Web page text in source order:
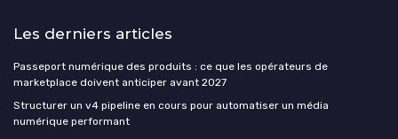
Les derniers articles
Passeport numérique des produits : ce que les opérateurs de
marketplace doivent anticiper avant 2027
Structurer un v4 pipeline en cours pour automatiser un média
numérique performant